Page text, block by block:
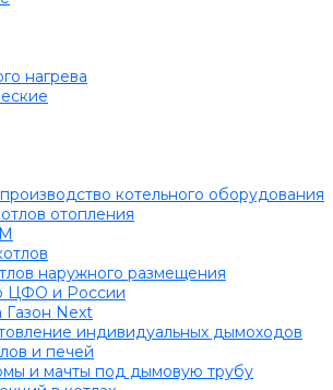
нагрева
котельного оборудования
отопления
наружного размещения
ЦФО и России
Газон Next
индивидуальных дымоходов
и печей
и мачты под дымовую трубу